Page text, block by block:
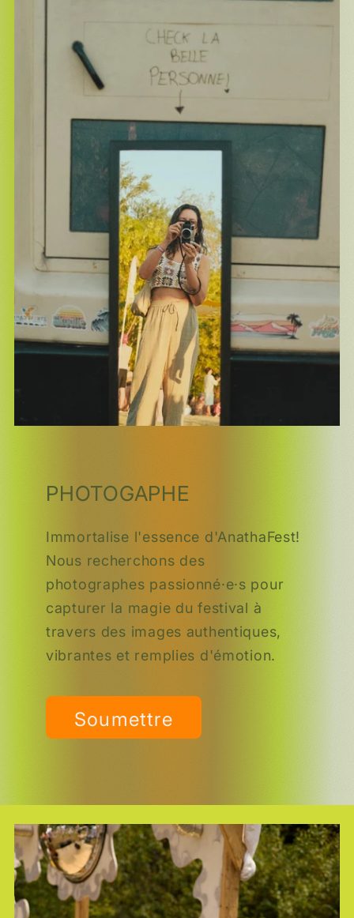
PHOTOGAPHE
Immortalise l'essence d'AnathaFest!
Nous recherchons des
photographes passionné·e·s pour
capturer la magie du festival à
travers des images authentiques,
vibrantes et remplies d'émotion.
Soumettre